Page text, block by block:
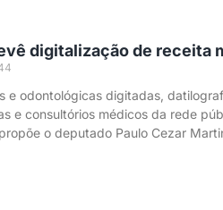
digitalização de receita
e odontológicas digitadas,
e consultórios médicos da rede
o deputado Paulo Cezar